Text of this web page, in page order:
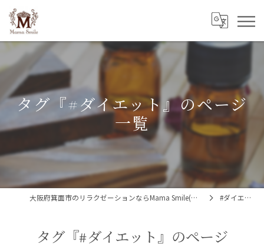
タグ『#ダイエット』のページ
一覧
大阪府箕面市のリラクゼーションならMama Smile(ママスマイル) #ダイエット
タグ『#ダイエット』のページ